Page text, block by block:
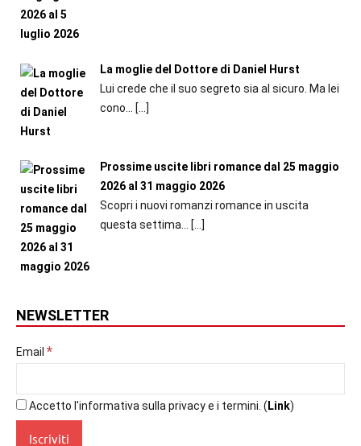
La moglie del Dottore di Daniel Hurst
Lui crede che il suo segreto sia al sicuro. Ma lei
cono... […]
Prossime uscite libri romance dal 25 maggio
2026 al 31 maggio 2026
Scopri i nuovi romanzi romance in uscita
questa settima...
[…]
NEWSLETTER
Email *
Accetto l'informativa sulla privacy e i termini. ( Link)